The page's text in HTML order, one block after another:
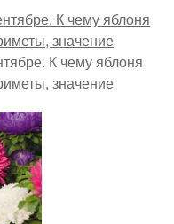
К чему яблоня
значение